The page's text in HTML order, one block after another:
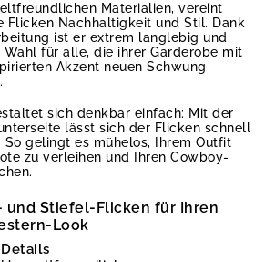
Materialien, vereint
Flicken Nachhaltigkeit und Stil. Dank
ist er extrem langlebig und
für alle, die ihrer Garderobe mit
Akzent neuen Schwung
sich denkbar einfach: Mit der
lässt sich der Flicken schnell
So gelingt es mühelos, Ihrem Outfit
zu verleihen und Ihren Cowboy-
und Stiefel-Flicken für Ihren
Look
Details